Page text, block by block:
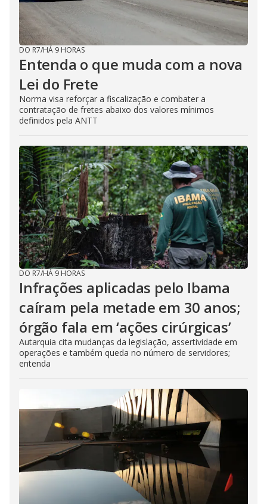
DO R7/HÁ 9 HORAS
Entenda o que muda com a nova
Lei do Frete
Norma visa reforçar a fiscalização e combater a
contratação de fretes abaixo dos valores mínimos
definidos pela ANTT
DO R7/HÁ 9 HORAS
Infrações aplicadas pelo Ibama
caíram pela metade em 30 anos;
órgão fala em ‘ações cirúrgicas’
Autarquia cita mudanças da legislação, assertividade em
operações e também queda no número de servidores;
entenda